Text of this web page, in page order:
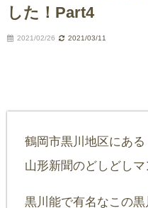
した！Part4
2021/02/26 2021/03/11
鶴岡市黒川地区にあ
山形新聞のどしどしマ
黒川能で有名なこの